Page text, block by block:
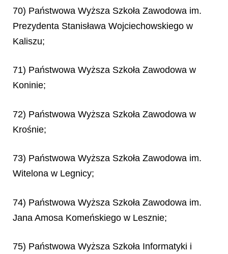
70) Państwowa Wyższa Szkoła Zawodowa im.
Prezydenta Stanisława Wojciechowskiego w
Kaliszu;
71) Państwowa Wyższa Szkoła Zawodowa w
Koninie;
72) Państwowa Wyższa Szkoła Zawodowa w
Krośnie;
73) Państwowa Wyższa Szkoła Zawodowa im.
Witelona w Legnicy;
74) Państwowa Wyższa Szkoła Zawodowa im.
Jana Amosa Komeńskiego w Lesznie;
75) Państwowa Wyższa Szkoła Informatyki i